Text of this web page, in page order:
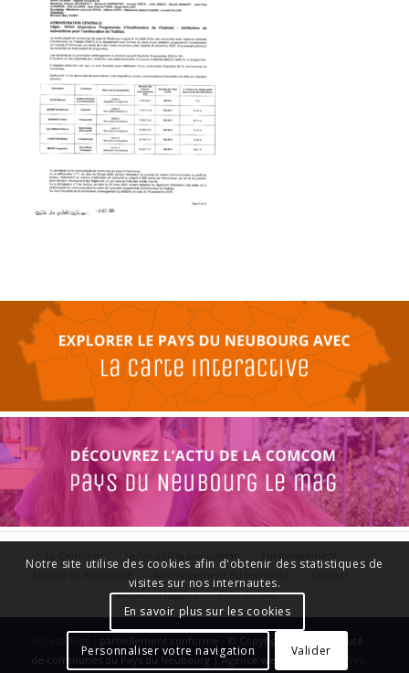
Contact
Mentions légales
Plan du site
: partiellement conforme - © Copyright - Communauté
de communes du Pays du Neubourg | Agence web :
Notre site utilise des cookies afin d'obtenir des statistiques de
visites sur nos internautes.
En savoir plus sur les cookies
Personnaliser votre navigation Valider